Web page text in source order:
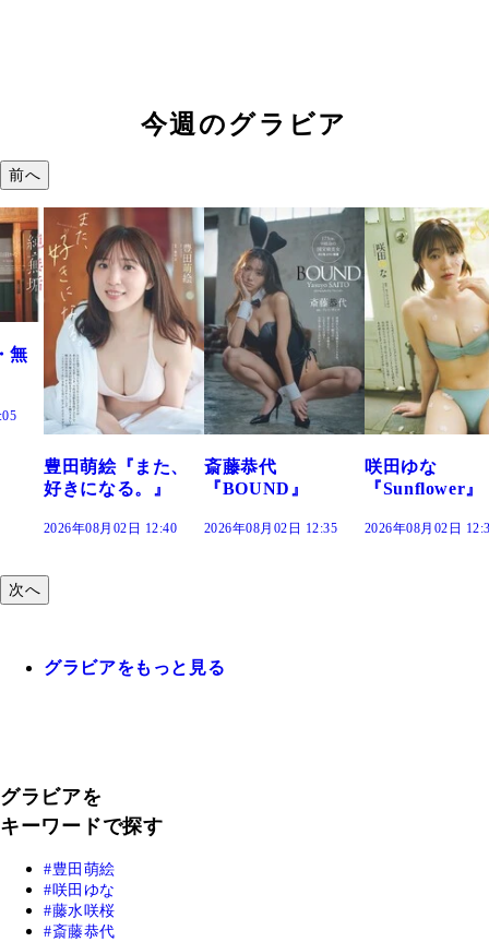
今週のグラビア
前へ
斎藤恭代
『BOUND』
2026年08月02日 12:35
咲田ゆな
『Sunflower』
2026年08月02日 12:30
藤水咲桜『花
だまり』
2026年08月02日
次へ
グラビアをもっと見る
グラビアを
キーワードで探す
豊田萌絵
咲田ゆな
藤水咲桜
斎藤恭代